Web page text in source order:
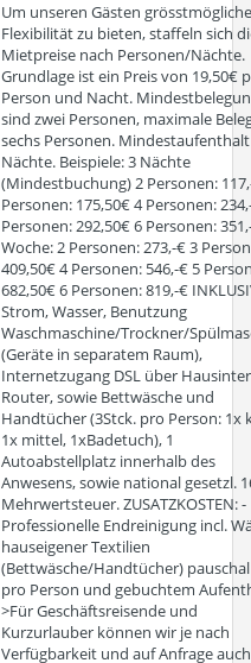
Um unseren Gästen grösstmögliche
Flexibilität zu bieten, staffeln sich
Mietpreise nach Personen/Nächte.
Grundlage ist ein Preis von 19,50€
Person und Nacht.
sind zwei Personen, maximale
sechs Personen.
Nächte. Beispiele: 3 Nächte
(Mindestbuchung) 2 Personen:
Personen: 175,50€ 4 Personen:
Personen: 292,50€ 6 Personen:
Woche: 2 Personen: 273,-€ 3
409,50€ 4 Personen: 546,-€ 5
682,50€ 6 Personen: 819,-€
Strom, Wasser, Benutzung
Waschmaschine/Trockner/
(Geräte in separatem Raum),
Internetzugang DSL über
Router, sowie Bettwäsche und
Handtücher (3Stck. pro Person: 1x
1x mittel, 1xBadetuch), 1
Autoabstellplatz innerhalb des
Anwesens, sowie national gesetzl.
Mehrwertsteuer. ZUSATZKOSTEN: -
Professionelle Endreinigung incl.
hauseigener Textilien
(Bettwäsche/Handtücher)
pro Person und gebuchtem
>Für Geschäftsreisende und
Kurzurlauber können wir je nach
Verfügbarkeit und auf Anfrage